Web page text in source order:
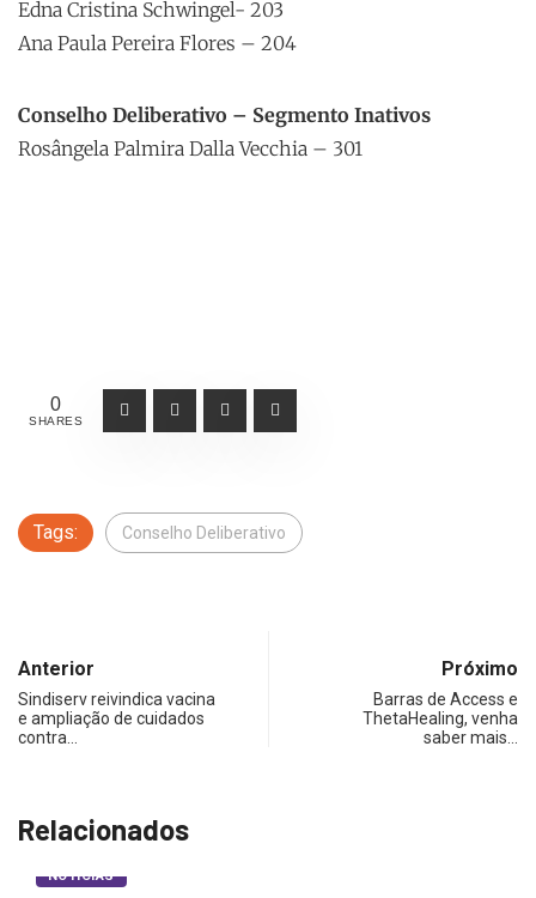
Edna Cristina Schwingel- 203
Ana Paula Pereira Flores – 204
Conselho Deliberativo – Segmento Inativos
Rosângela Palmira Dalla Vecchia – 301
0
SHARES
Tags: Conselho Deliberativo
Anterior
Sindiserv reivindica vacina
e ampliação de cuidados
contra…
Próximo
Barras de Access e
ThetaHealing, venha
saber mais…
Relacionados
NOTÍCIAS